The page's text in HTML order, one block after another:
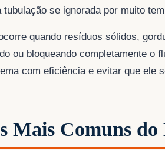
tubulação se ignorada por muito
quando resíduos sólidos,
ou bloqueando completamente o
com eficiência e evitar que ele
Mais Comuns